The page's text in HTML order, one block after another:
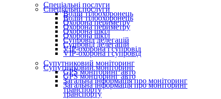
Спеціальні послуги
Водій тілоохоронець
Охорона периметру
Охорона шкіл
Супровід делегацій
VIP-охорона і супровід
Супутниковий моніторинг
GPS моніторинг авто
Загальна інформація про моніторинг
транспорту
Спеціальні послуги
Водій тілоохоронець
Охорона периметру
Охорона шкіл
Супровід делегацій
VIP-охорона і супровід
Супутниковий моніторинг
GPS моніторинг авто
Загальна інформація про моніторинг
транспорту